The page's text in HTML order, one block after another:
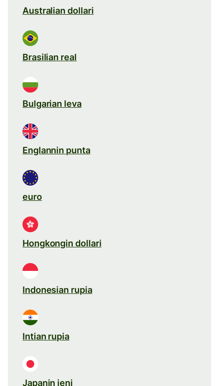
Australian dollari
Brasilian real
Bulgarian leva
Englannin punta
euro
Hongkongin dollari
Indonesian rupia
Intian rupia
Japanin jeni